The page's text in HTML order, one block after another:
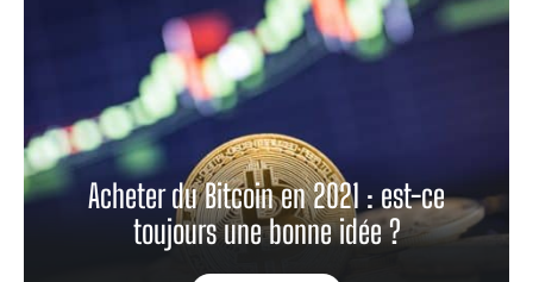
Acheter du Bitcoin en 2021 : est-ce
toujours une bonne idée ?